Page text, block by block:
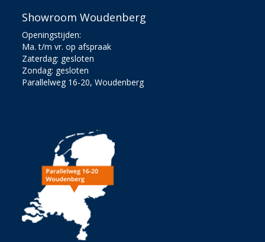
Showroom Woudenberg
Openingstijden:
Ma. t/m vr. op afspraak
Zaterdag: gesloten
Zondag: gesloten
Parallelweg 16-20, Woudenberg